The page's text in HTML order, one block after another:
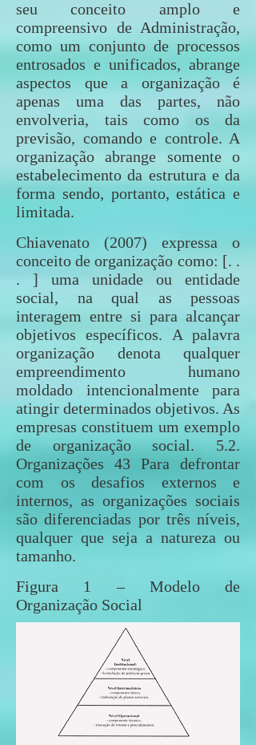
seu conceito amplo e
compreensivo de Administração,
como um conjunto de processos
entrosados e unificados, abrange
aspectos que a organização é
apenas uma das partes, não
envolveria, tais como os da
previsão, comando e controle. A
organização abrange somente o
estabelecimento da estrutura e da
forma sendo, portanto, estática e
limitada.
Chiavenato (2007) expressa o
conceito de organização como: [. .
. ] uma unidade ou entidade
social, na qual as pessoas
interagem entre si para alcançar
objetivos específicos. A palavra
organização denota qualquer
empreendimento humano
moldado intencionalmente para
atingir determinados objetivos. As
empresas constituem um exemplo
de organização social. 5.2.
Organizações 43 Para defrontar
com os desafios externos e
internos, as organizações sociais
são diferenciadas por três níveis,
qualquer que seja a natureza ou
tamanho.
Figura 1 – Modelo de
Organização Social